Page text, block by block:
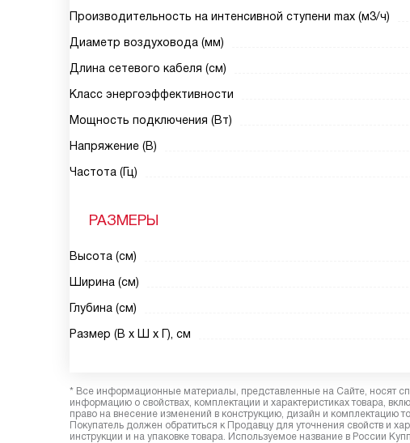
Производительность на интенсивной ступени max (м3/ч)
Диаметр воздуховода (мм)
Длина сетевого кабеля (см)
Класс энергоэффективности
Мощность подключения (Вт)
Напряжение (В)
Частота (Гц)
РАЗМЕРЫ
Высота (см)
Ширина (см)
Глубина (см)
Размер (В х Ш х Г), см
* Все информационные материалы, представленные на Сайте, носят
информацию о свойствах, комплектации и характеристиках товара,
право на внесение изменений в конструкцию, дизайн и
Покупатель должен обратиться к Продавцу для уточнения свойств и
инструкции и на упаковке товара. Используемое название в России